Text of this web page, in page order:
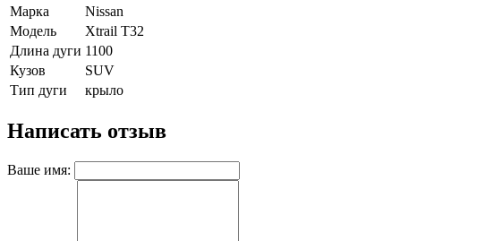
Марка
Nissan
Модель
Xtrail T32
Длина дуги 1100
Кузов
SUV
Тип дуги
крыло
Написать отзыв
Ваше имя: